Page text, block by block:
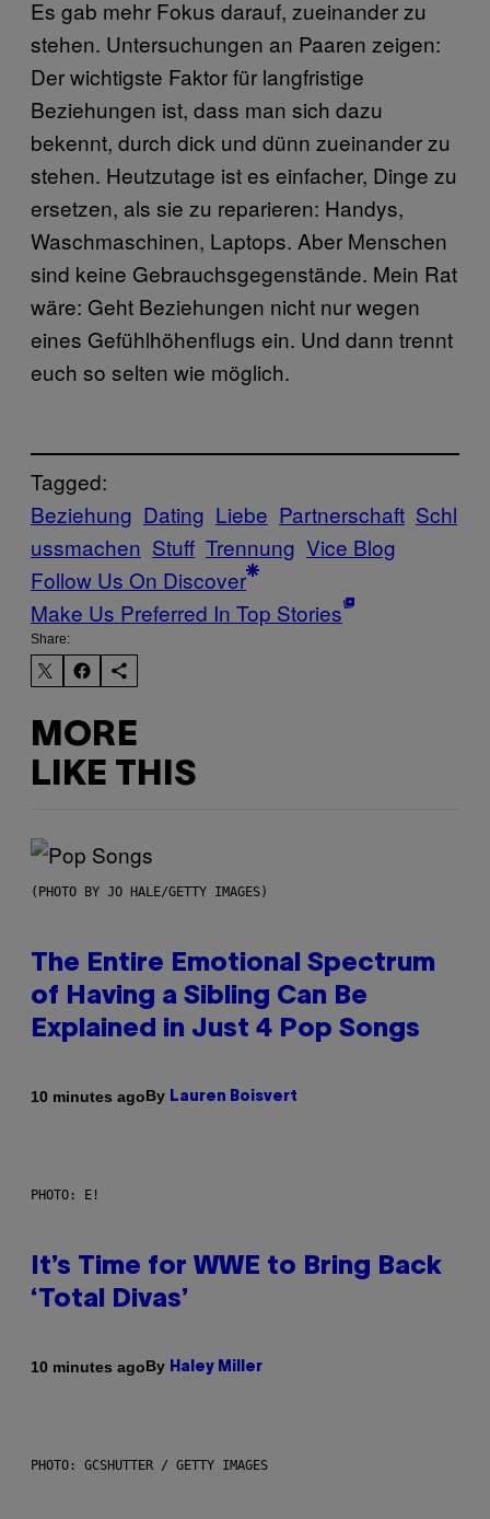
Es gab mehr Fokus darauf, zueinander zu
stehen. Untersuchungen an Paaren zeigen:
Der wichtigste Faktor für langfristige
Beziehungen ist, dass man sich dazu
bekennt, durch dick und dünn zueinander zu
stehen. Heutzutage ist es einfacher, Dinge zu
ersetzen, als sie zu reparieren: Handys,
Waschmaschinen, Laptops. Aber Menschen
sind keine Gebrauchsgegenstände. Mein Rat
wäre: Geht Beziehungen nicht nur wegen
eines Gefühlhöhenflugs ein. Und dann trennt
euch so selten wie möglich.
Tagged:
Beziehung Dating Liebe Partnerschaft Schl
ussmachen Stuff Trennung Vice Blog
Follow Us On Discover
Make Us Preferred In Top Stories
Share:
MORE
LIKE THIS
(PHOTO BY JO HALE/GETTY IMAGES)
The Entire Emotional Spectrum
of Having a Sibling Can Be
Explained in Just 4 Pop Songs
10 minutes agoBy Lauren Boisvert
PHOTO: E!
It’s Time for WWE to Bring Back
‘Total Divas’
10 minutes agoBy Haley Miller
PHOTO: GCSHUTTER / GETTY IMAGES